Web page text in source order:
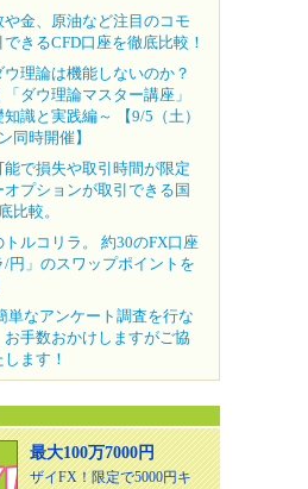
金、原油など注目のコモ
きるCFD口座を徹底比較！
理論は機能しないのか？
ダウ理論マスター講座」
識と実践編～ 【9/5（土）
同時開催】
能で損失や取引時間が限定
プションが取引できる国
比較。
ルコリラ。 約30のFX口座
円」のスワップポイントを
単なアンケート調査を行な
お手数おかけしますがご協
ます！
最大100万7000円
ザイFX！限定で5000円キ